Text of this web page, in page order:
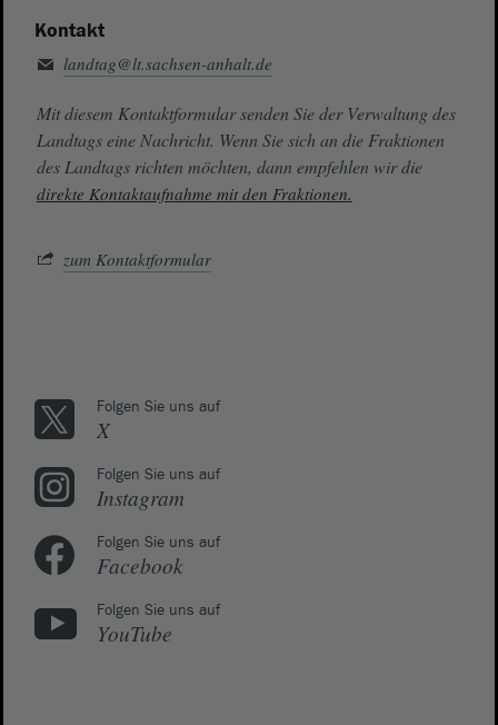
Kontakt
landtag@lt.sachsen-anhalt.de
Mit diesem Kontaktformular senden Sie der Verwaltung des
Landtags eine Nachricht. Wenn Sie sich an die Fraktionen
des Landtags richten möchten, dann empfehlen wir die
direkte Kontaktaufnahme mit den Fraktionen.
zum Kontaktformular
Folgen Sie uns auf
X
Folgen Sie uns auf
Instagram
Folgen Sie uns auf
Facebook
Folgen Sie uns auf
YouTube